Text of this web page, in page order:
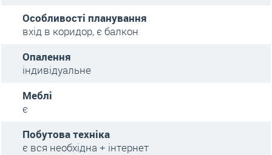
Особливості планування
вхід в коридор, є балкон
Опалення
індивідуальне
Меблі
є
Побутова техніка
є вся необхідна + інтернет